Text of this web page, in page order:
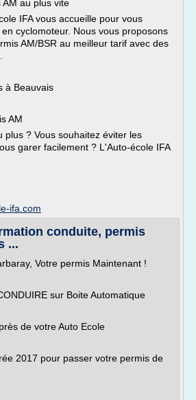
AM au plus vite
IFA vous accueille pour vous
cyclomoteur. Nous vous proposons
AM/BSR au meilleur tarif avec des
à Beauvais
AM
plus ? Vous souhaitez éviter les
garer facilement ? L'Auto-école IFA
ifa.com
conduite, permis
...
Votre permis Maintenant !
sur Boite Automatique
de votre Auto Ecole
2017 pour passer votre permis de